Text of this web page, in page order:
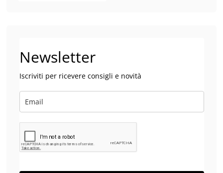
Newsletter
Iscriviti per ricevere consigli e novità